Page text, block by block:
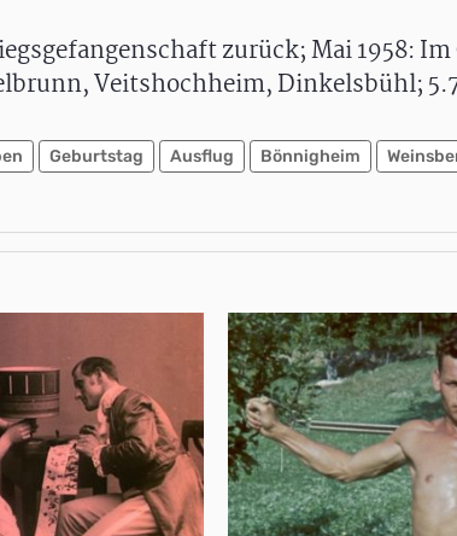
zurück; Mai 1958:
Veitshochheim, Dinkelsbühl;
Geburtstag Ausflug Bönnigheim